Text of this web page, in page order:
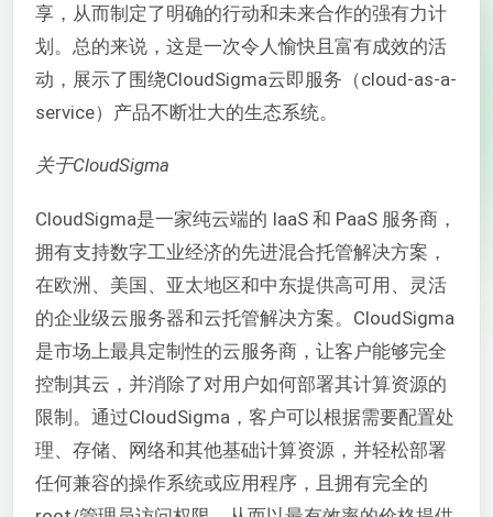
享，从而制定了明确的行动和未来合作的强有力计
划。总的来说，这是一次令人愉快且富有成效的活
动，展示了围绕CloudSigma云即服务（cloud-as-a-
service）产品不断壮大的生态系统。
关于CloudSigma
CloudSigma是一家纯云端的 IaaS 和 PaaS 服务商，
拥有支持数字工业经济的先进混合托管解决方案，
在欧洲、美国、亚太地区和中东提供高可用、灵活
的企业级云服务器和云托管解决方案。CloudSigma
是市场上最具定制性的云服务商，让客户能够完全
控制其云，并消除了对用户如何部署其计算资源的
限制。通过CloudSigma，客户可以根据需要配置处
理、存储、网络和其他基础计算资源，并轻松部署
任何兼容的操作系统或应用程序，且拥有完全的